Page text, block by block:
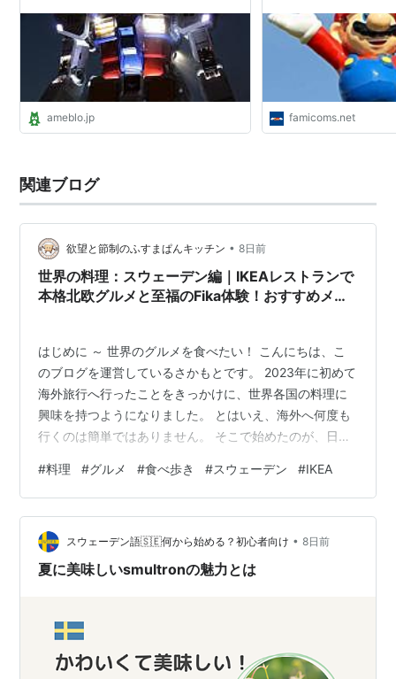
ameblo.jp famicoms.net
関連ブログ
欲望と節制のふすまぱんキッチン • 8日前
世界の料理：スウェーデン編｜IKEAレストランで
本格北欧グルメと至福のFika体験！おすすめメニ
はじめに ～ 世界のグルメを食べたい！ こんにちは、こ
のブログを運営しているさかもとです。 2023年に初めて
海外旅行へ行ったことをきっかけに、世界各国の料理に
興味を持つようになりました。 とはいえ、海外へ何度も
行くのは簡単ではありません。 そこで始めたのが、日本
れたのは、スウェーデン発祥の家具店「IKEA」のレスト
ラン。 名物のスウェーデンミートボールやシナモンロー
ル、サーモン料理など、本場を代表するメニューを気軽
に味わえる人気スポットです。 実際に食べて感じた魅力
や、おすすめメニューを詳しく紹介します。 IKEAレスト
#料理 #グルメ #食べ歩き #スウェーデン #IKEA
スウェーデン語🇸🇪何から始める？初心者向け • 8日前
夏に美味しいsmultronの魅力とは